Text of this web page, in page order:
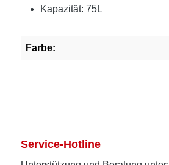
Kapazität: 75L
Farbe:
Service-Hotline